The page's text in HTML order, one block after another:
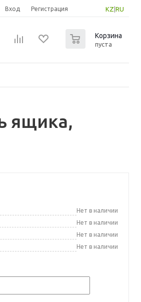
KZ RU
Вход Регистрация
Корзина
пуста
ящика,
Нет в наличии
Нет в наличии
Нет в наличии
Нет в наличии